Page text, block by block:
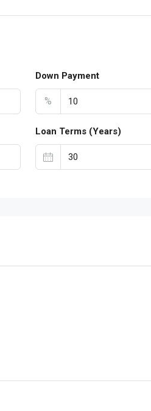
Down Payment
%
Loan Terms (Years)